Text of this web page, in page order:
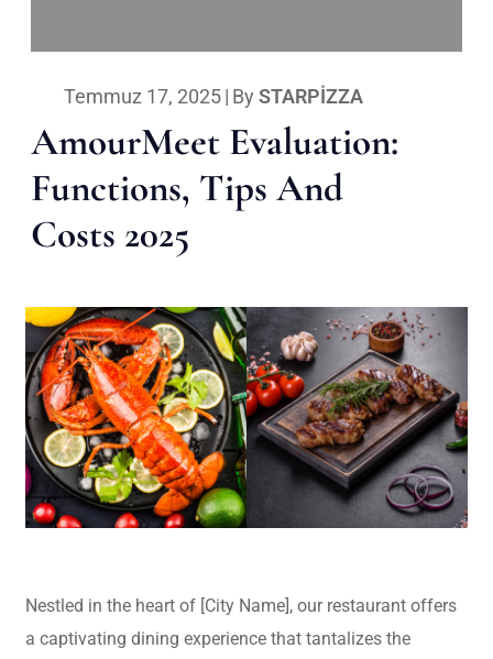
Temmuz 17, 2025| By STARPIZZA
AmourMeet Evaluation:
Functions, Tips And
Costs 2025
Nestled in the heart of [City Name], our restaurant offers
a captivating dining experience that tantalizes the